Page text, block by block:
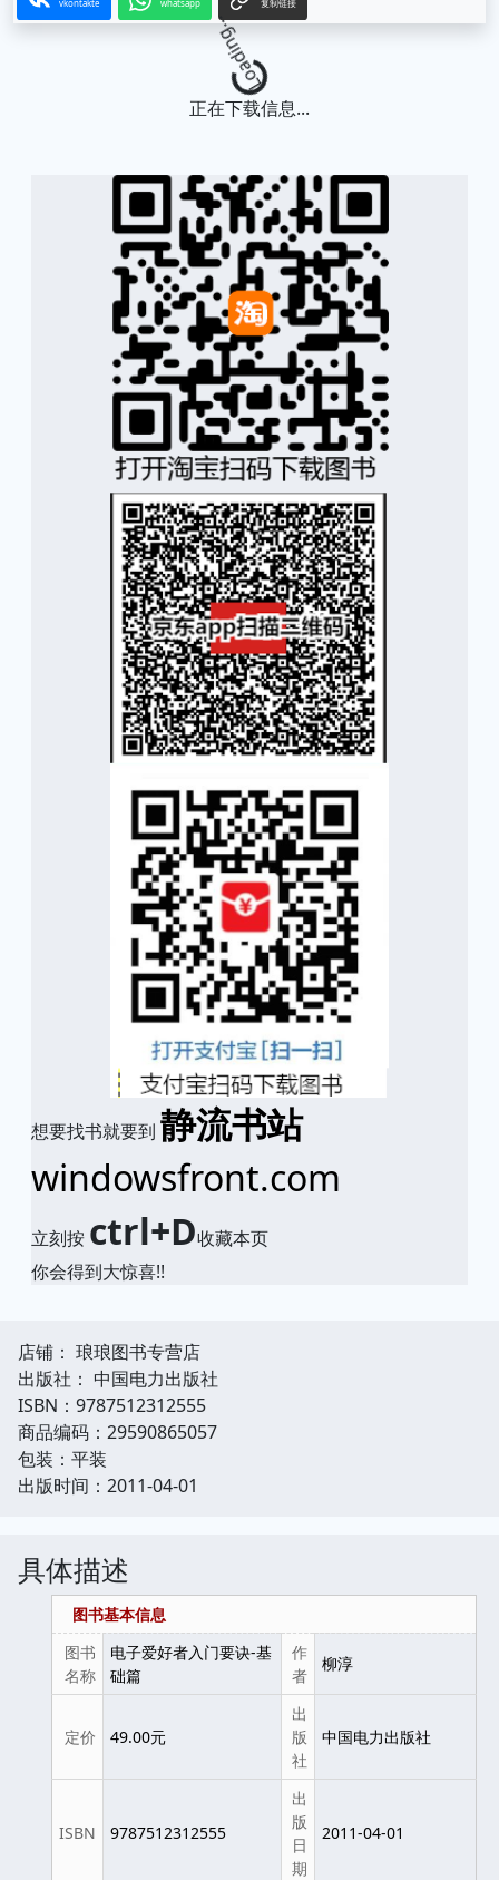
vkontakte whatsapp 复制链接
Loading...
正在下载信息...
想要找书就要到 静流书站
windowsfront.com
立刻按 ctrl+D收藏本页
你会得到大惊喜!!
店铺： 琅琅图书专营店
出版社： 中国电力出版社
ISBN：9787512312555
商品编码：29590865057
包装：平装
出版时间：2011-04-01
具体描述
图书基本信息
图书
名称
电子爱好者入门要诀-基
础篇
作
者
柳淳
定价 49.00元
出
版
社
中国电力出版社
ISBN 9787512312555
出
版
日
期
2011-04-01